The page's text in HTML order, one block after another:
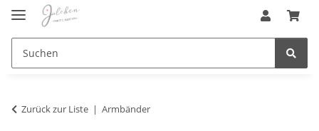
Zurück zur Liste Armbänder